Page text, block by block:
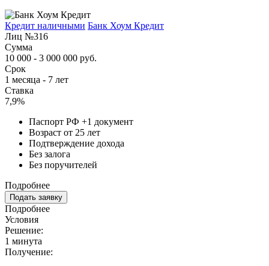
Кредит наличными Банк Хоум Кредит
Лиц №316
Сумма
10 000 - 3 000 000 руб.
Срок
1 месяца - 7 лет
Ставка
7,9%
Паспорт РФ +1 документ
Возраст от 25 лет
Подтверждение дохода
Без залога
Без поручителей
Подробнее
Подать заявку
Подробнее
Условия
Решение:
1 минута
Получение: